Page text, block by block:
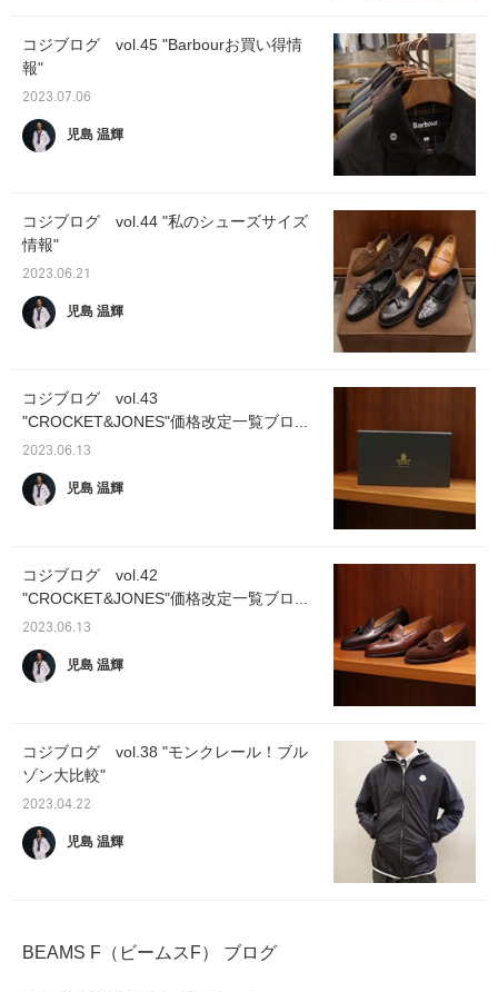
コジブログ vol.45 "Barbourお買い得情
報"
2023.07.06
児島 温輝
コジブログ vol.44 "私のシューズサイズ
情報"
2023.06.21
児島 温輝
コジブログ vol.43
"CROCKET&JONES"価格改定一覧ブロ...
2023.06.13
児島 温輝
コジブログ vol.42
"CROCKET&JONES"価格改定一覧ブロ...
2023.06.13
児島 温輝
コジブログ vol.38 "モンクレール！ブル
ゾン大比較"
2023.04.22
児島 温輝
BEAMS F（ビームスF） ブログ